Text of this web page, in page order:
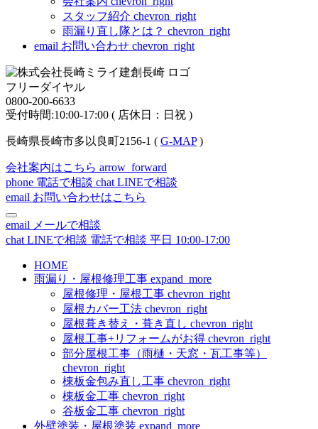
スタッフ紹介 chevron_right
雨漏り直し隊とは？ chevron_right
email お問い合わせ chevron_right
フリーダイヤル
0800-200-6633
受付時間:10:00-17:00 ( 店休日：日祝 )
長崎県長崎市多以良町2156-1 ( G-MAP)
会社案内はこちら arrow_forward
phone 電話で相談 chat LINEで相談
email お問い合わせはこちら
email メールで相談
chat LINEで相談 電話で相談 平日 10:00-17:00
HOME
雨漏り・屋根修理工事 expand_more
屋根修理・屋根工事 chevron_right
屋根カバー工法 chevron_right
屋根葺き替え・葺き直し chevron_right
屋根工事+リフォームがお得 chevron_right
部分屋根工事（雨樋・天窓・瓦工事等）
chevron_right
棟板金包み直し工事 chevron_right
棟板金工事 chevron_right
谷板金工事 chevron_right
外壁塗装・屋根塗装 expand_more